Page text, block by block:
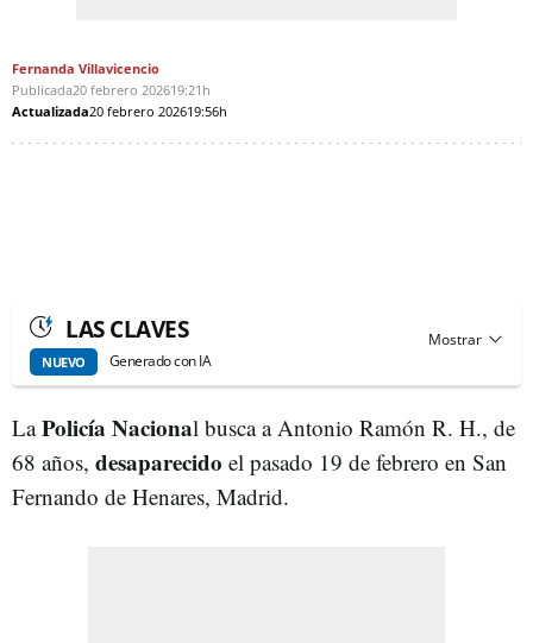
Fernanda Villavicencio
Publicada20 febrero 202619:21h
Actualizada20 febrero 202619:56h
LAS CLAVES
NUEVO Generado con IA
LaPolicía Nacional busca a Antonio Ramón R. H., de
68 años, desaparecido el pasado 19 de febrero en San
Fernando de Henares, Madrid.